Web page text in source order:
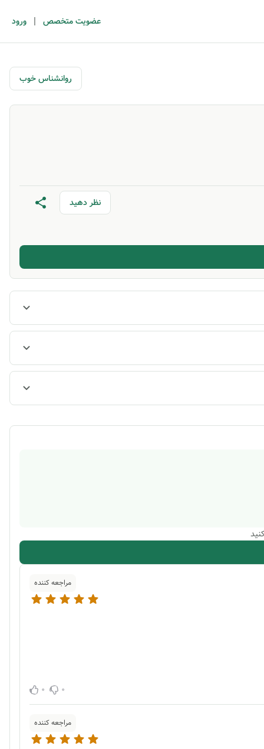
عضویت متخصص | ورود
روانشناس خوب
نظر دهید
مراجعه کننده
0
0
مراجعه کننده